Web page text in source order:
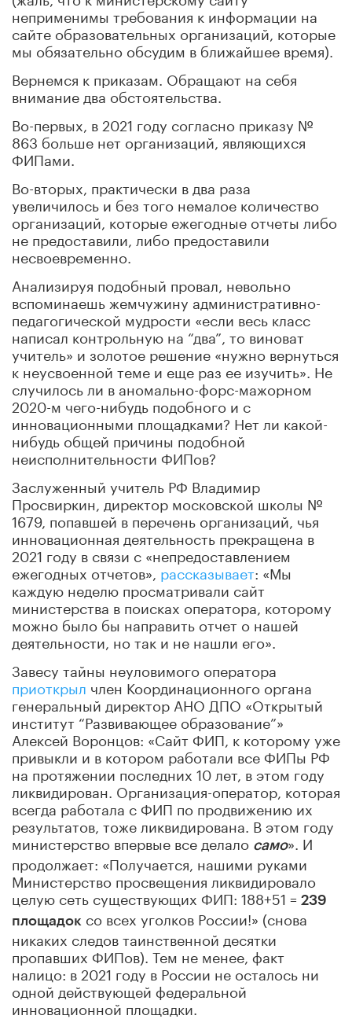
неприменимы требования к информации на
сайте образовательных организаций, которые
мы обязательно обсудим в ближайшее время).
Вернемся к приказам. Обращают на себя
внимание два обстоятельства.
Во-первых, в 2021 году согласно приказу №
863 больше нет организаций, являющихся
ФИПами.
Во-вторых, практически в два раза
увеличилось и без того немалое количество
организаций, которые ежегодные отчеты либо
не предоставили, либо предоставили
несвоевременно.
Анализируя подобный провал, невольно
вспоминаешь жемчужину административно-
педагогической мудрости «если весь класс
написал контрольную на “два”, то виноват
учитель» и золотое решение «нужно вернуться
к неусвоенной теме и еще раз ее изучить». Не
случилось ли в аномально-форс-мажорном
2020-м чего-нибудь подобного и с
инновационными площадками? Нет ли какой-
нибудь общей причины подобной
неисполнительности ФИПов?
Заслуженный учитель РФ Владимир
Просвиркин, директор московской школы №
1679, попавшей в перечень организаций, чья
инновационная деятельность прекращена в
2021 году в связи с «непредоставлением
ежегодных отчетов», рассказывает: «Мы
каждую неделю просматривали сайт
министерства в поисках оператора, которому
можно было бы направить отчет о нашей
деятельности, но так и не нашли его».
Завесу тайны неуловимого оператора
приоткрыл член Координационного органа
генеральный директор АНО ДПО «Открытый
институт “Развивающее образование”»
Алексей Воронцов: «Сайт ФИП, к которому уже
привыкли и в котором работали все ФИПы РФ
на протяжении последних 10 лет, в этом году
ликвидирован. Организация-оператор, которая
всегда работала с ФИП по продвижению их
результатов, тоже ликвидирована. В этом году
министерство впервые все делало само». И
продолжает: «Получается, нашими руками
Министерство просвещения ликвидировало
целую сеть существующих ФИП: 188+51 = 239
площадок со всех уголков России!» (снова
никаких следов таинственной десятки
пропавших ФИПов). Тем не менее, факт
налицо: в 2021 году в России не осталось ни
одной действующей федеральной
инновационной площадки.